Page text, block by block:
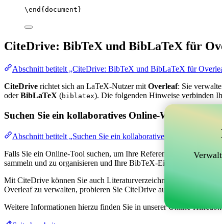
\end { document }
CiteDrive: BibTeX und BibLaTeX für
Abschnitt betitelt „CiteDrive: BibTeX und BibLaTeX für
CiteDrive richtet sich an LaTeX-Nutzer mit Overleaf: Sie
oderBibLaTeX (biblatex). Die folgenden Hinweise verbinden
Suchen Sie ein kollaboratives Online-Werkzeug
Abschnitt betitelt „Suchen Sie ein kollaboratives Online-
Falls Sie ein Online-Tool suchen, um Ihre Referenzen, Zitate und
sammeln und zu organisieren und Ihre BibTeX-Einträge in Ihrem
Mit CiteDrive können Sie auch Literaturverzeichnisse und Zitate
Overleaf zu verwalten, probieren Sie CiteDrive aus!
Weitere Informationen hierzu finden Sie in unserer Online-